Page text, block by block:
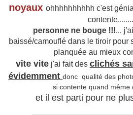
noyaux ohhhhhhhhhh c'est
contente........
personne ne bouge !!!...
baissé/camouflé dans le tiroir pour
planquée au mieux
vite vite j'ai fait des clichés
évidemment donc qualité des
si contente quand même
et il est parti pour ne